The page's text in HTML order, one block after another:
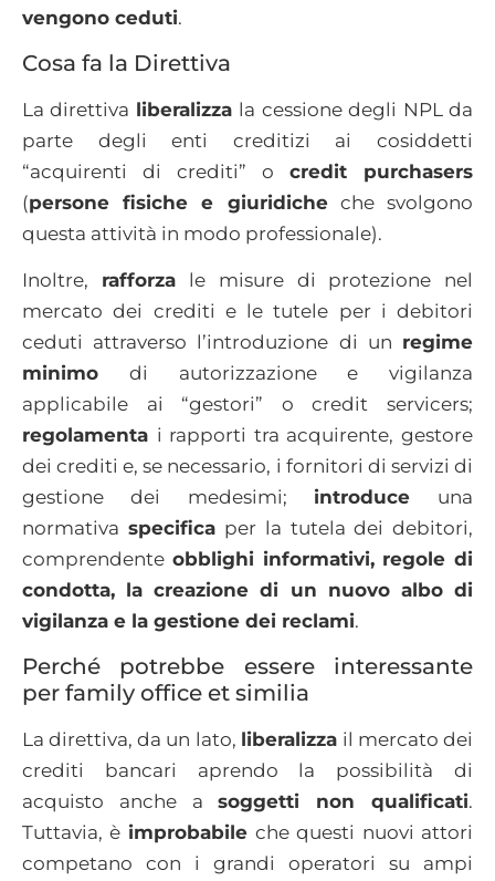
vengono ceduti.
Cosa fa la Direttiva
La direttiva liberalizza la cessione degli NPL da
parte degli enti creditizi ai cosiddetti
“acquirenti di crediti” o credit purchasers
(persone fisiche e giuridicheche svolgono
questa attività in modo professionale).
Inoltre, rafforza le misure di protezione nel
mercato dei crediti e le tutele per i debitori
ceduti attraverso l’introduzione di un regime
minimo di autorizzazione e vigilanza
applicabile ai “gestori” o credit servicers;
regolamenta i rapporti tra acquirente, gestore
dei crediti e, se necessario, i fornitori di servizi di
gestione dei medesimi; introduce una
normativa specifica per la tutela dei debitori,
comprendente obblighi informativi, regole di
condotta, la creazione di un nuovo albo di
vigilanza e la gestione dei reclami.
Perché potrebbe essere interessante
per family office et similia
La direttiva, da un lato, liberalizza il mercato dei
crediti bancari aprendo la possibilità di
acquisto anche asoggetti non qualificati.
Tuttavia, è improbabileche questi nuovi attori
competano con i grandi operatori su ampi